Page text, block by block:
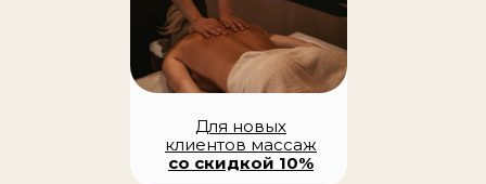
Для новых
клиентов массаж
со скидкой 10%